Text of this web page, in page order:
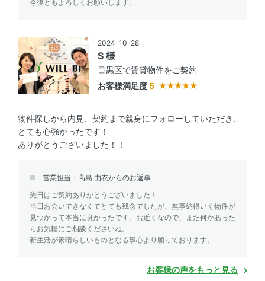
今後ともよろしくお願いします。
2024-10-28
S 様
目黒区で賃貸物件をご契約
お客様満足度 5
物件探しから内見、契約まで親身にフォローしていただき、
とても心強かったです！
ありがとうございました！！
営業担当：高島 由衣からのお返事
先日はご契約ありがとうございました！
当日お会いできなくてとても残念でしたが、無事納得いく物件が
見つかって本当に良かったです。お近くなので、また何かあった
らお気軽にご相談くださいね。
新生活が素晴らしいものとなる事心より願っております。
お客様の声をもっと見る